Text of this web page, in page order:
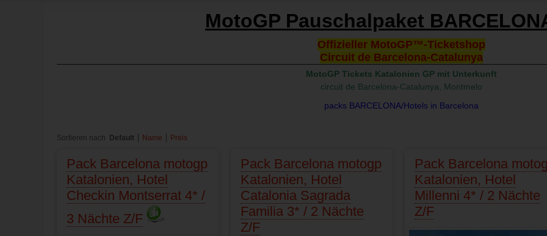
MotoGP Pauschalpaket
Offizieller MotoGP™-Ticketshop
Circuit de Barcelona-Catalunya
MotoGP Tickets Katalonien GP mit Unterkunft
circuit de Barcelona-Catalunya, Montmelo
packs BARCELONA/Hotels in Barcelona
Sortieren nach Default Name Preis
Pack Barcelona motogp
Katalonien, Hotel
Checkin Montserrat 4* /
3 Nächte Z/F
Pack Barcelona motogp
Katalonien, Hotel
Catalonia Sagrada
Familia 3* / 2 Nächte
Z/F
Pack Barcelona
Katalonien, Hotel
Millenni 4* / 2 Nächte
Z/F